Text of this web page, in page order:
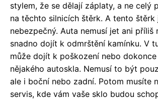
stylem, že se dělají záplaty, a ne celý
na těchto silnicích štěrk. A tento štěrk
nebezpečný. Auta nemusí jet ani příliš
snadno dojít k odmrštění kamínku. V
může dojít k poškození nebo dokonce
nějakého autoskla. Nemusí to být
ale i boční nebo zadní. Potom musíte
servis, kde vám vaše sklo budou